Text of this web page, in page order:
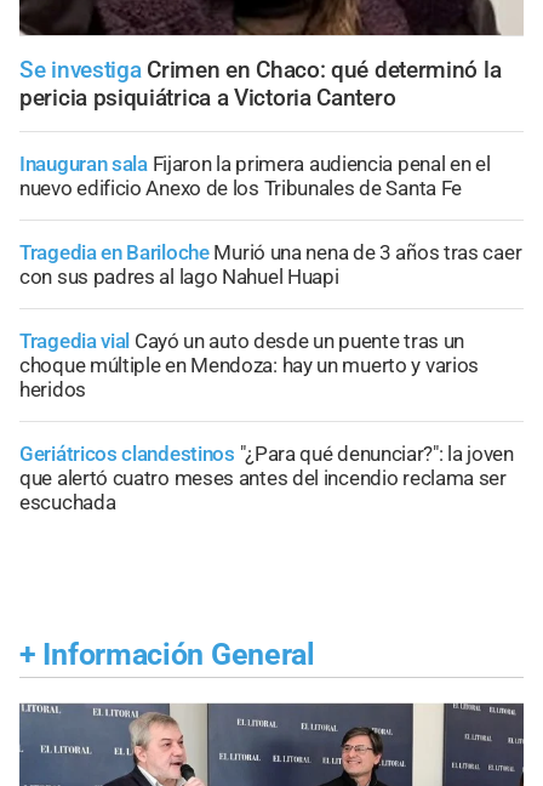
Se investiga Crimen en Chaco: qué determinó la
pericia psiquiátrica a Victoria Cantero
Inauguran sala Fijaron la primera audiencia penal en el
nuevo edificio Anexo de los Tribunales de Santa Fe
Tragedia en Bariloche Murió una nena de 3 años tras caer
con sus padres al lago Nahuel Huapi
Tragedia vial Cayó un auto desde un puente tras un
choque múltiple en Mendoza: hay un muerto y varios
heridos
Geriátricos clandestinos "¿Para qué denunciar?": la joven
que alertó cuatro meses antes del incendio reclama ser
escuchada
+ Información General